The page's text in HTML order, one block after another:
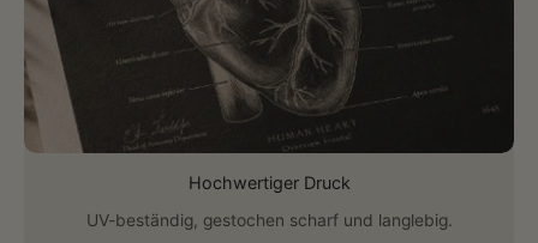
Hochwertiger Druck
UV-beständig, gestochen scharf und langlebig.